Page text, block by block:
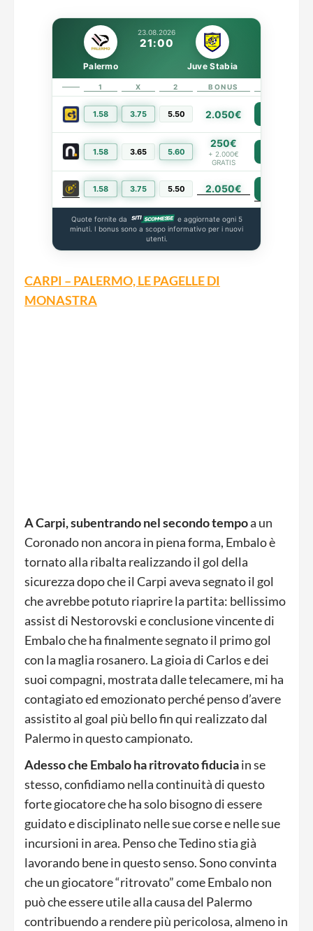
23.08.2026
21:00
Palermo Juve Stabia
1 X 2 BONUS
1.58 3.75 5.50 2.050€
1.58 3.65 5.60
250€
+ 2.000€
GRATIS
1.58 3.75 5.50 2.050€
Quote fornite da
e aggiornate ogni 5
minuti. I bonus sono a scopo informativo per i nuovi
utenti.
CARPI – PALERMO, LE PAGELLE DI
MONASTRA
A Carpi, subentrando nel secondo tempoa un
Coronado non ancora in piena forma, Embalo è
tornato alla ribalta realizzando il gol della
sicurezza dopo che il Carpi aveva segnato il gol
che avrebbe potuto riaprire la partita: bellissimo
assist di Nestorovski e conclusione vincente di
Embalo che ha finalmente segnato il primo gol
con la maglia rosanero. La gioia di Carlos e dei
suoi compagni, mostrata dalle telecamere, mi ha
contagiato ed emozionato perché penso d’avere
assistito al goal più bello fin qui realizzato dal
Palermo in questo campionato.
Adesso che Embalo ha ritrovato fiduciain se
stesso, confidiamo nella continuità di questo
forte giocatore che ha solo bisogno di essere
guidato e disciplinato nelle sue corse e nelle sue
incursioni in area. Penso che Tedino stia già
lavorando bene in questo senso. Sono convinta
che un giocatore “ritrovato” come Embalo non
può che essere utile alla causa del Palermo
contribuendo a rendere più pericolosa, almeno in